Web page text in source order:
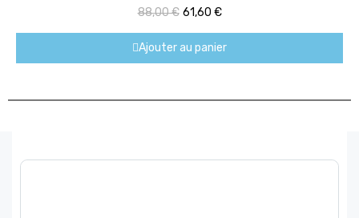
88,00 € 61,60 €
Ajouter au panier